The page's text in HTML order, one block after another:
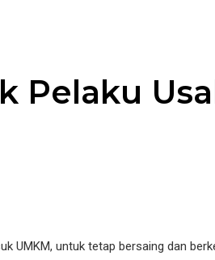
Pelaku
UMKM, untuk tetap bersaing dan